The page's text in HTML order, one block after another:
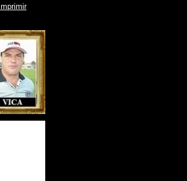
Imprimir